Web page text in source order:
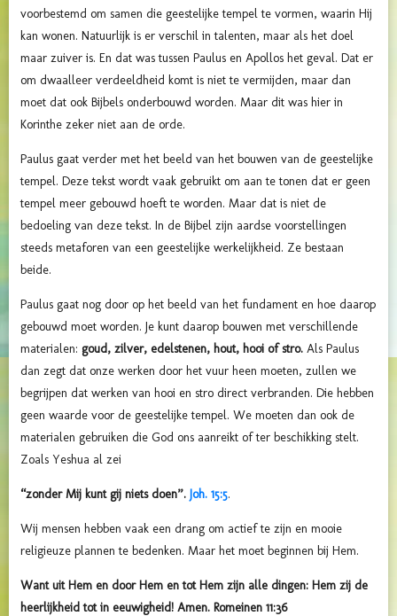
voorbestemd om samen die geestelijke tempel te vormen, waarin Hij
kan wonen. Natuurlijk is er verschil in talenten, maar als het doel
maar zuiver is. En dat was tussen Paulus en Apollos het geval. Dat er
om dwaalleer verdeeldheid komt is niet te vermijden, maar dan
moet dat ook Bijbels onderbouwd worden. Maar dit was hier in
Korinthe zeker niet aan de orde.
Paulus gaat verder met het beeld van het bouwen van de geestelijke
tempel. Deze tekst wordt vaak gebruikt om aan te tonen dat er geen
tempel meer gebouwd hoeft te worden. Maar dat is niet de
bedoeling van deze tekst. In de Bijbel zijn aardse voorstellingen
steeds metaforen van een geestelijke werkelijkheid. Ze bestaan
beide.
Paulus gaat nog door op het beeld van het fundament en hoe daarop
gebouwd moet worden. Je kunt daarop bouwen met verschillende
materialen: goud, zilver, edelstenen, hout, hooi of stro. Als Paulus
dan zegt dat onze werken door het vuur heen moeten, zullen we
begrijpen dat werken van hooi en stro direct verbranden. Die hebben
geen waarde voor de geestelijke tempel. We moeten dan ook de
materialen gebruiken die God ons aanreikt of ter beschikking stelt.
Zoals Yeshua al zei
“zonder Mij kunt gij niets doen”. Joh. 15:5.
Wij mensen hebben vaak een drang om actief te zijn en mooie
religieuze plannen te bedenken. Maar het moet beginnen bij Hem.
Want uit Hem en door Hem en tot Hem zijn alle dingen: Hem zij de
heerlijkheid tot in eeuwigheid! Amen. Romeinen 11:36